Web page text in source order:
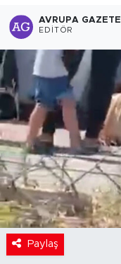
AVRUPA GAZETE
EDITÖR
Paylaş